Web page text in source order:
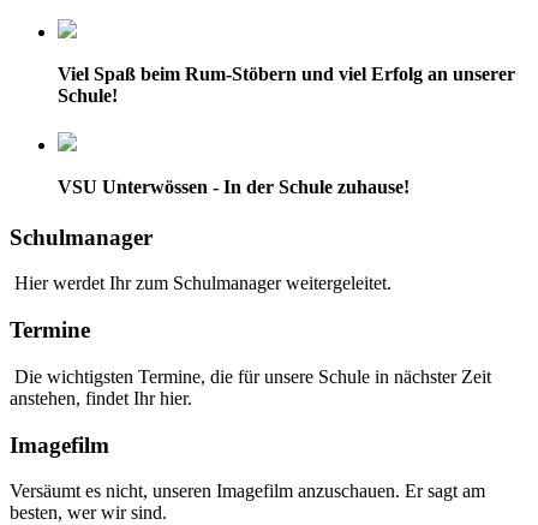
Viel Spaß beim Rum-Stöbern und viel Erfolg an unserer
Schule!
VSU Unterwössen - In der Schule zuhause!
Schulmanager
Hier werdet Ihr zum Schulmanager weitergeleitet.
Termine
Die wichtigsten Termine, die für unsere Schule in nächster Zeit
anstehen, findet Ihr hier.
Imagefilm
Versäumt es nicht, unseren Imagefilm anzuschauen. Er sagt am
besten, wer wir sind.